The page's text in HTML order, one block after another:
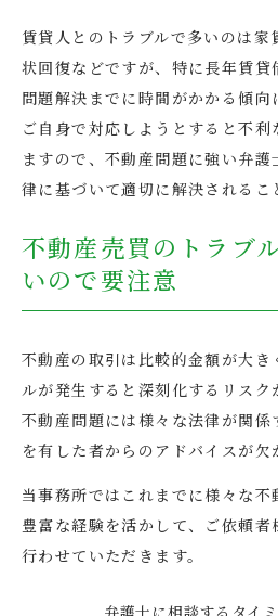
賃貸人とのトラブルで多いのは家
状回復などですが、特に長年賃貸
問題解決までに時間がかかる傾向
ご自身で対応しようとすると不利
ますので、不動産問題に強い弁
律に基づいて適切に解決されるこ
不動産売買のトラブ
いので要注意
不動産の取引は比較的金額が大
ルが発生すると深刻化するリスク
不動産問題には様々な法律が関
を有した者からのアドバイスが欠
当事務所ではこれまでに様々な
豊富な経験を活かして、ご依頼
行わせていただきます。
弁護士に相談するタイ